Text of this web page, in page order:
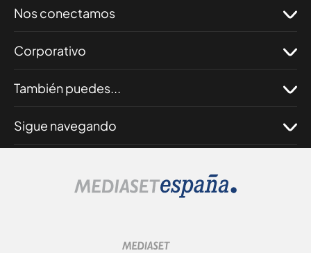
Nos conectamos
Corporativo
También puedes...
Sigue navegando